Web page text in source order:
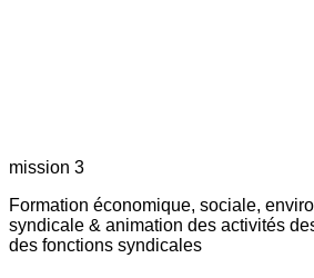
mission 3
Formation économique, sociale,
syndicale & animation des activités
des fonctions syndicales